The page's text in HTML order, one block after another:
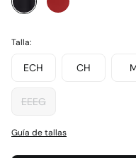
Talla:
ECH CH
EEEG
Guía de tallas